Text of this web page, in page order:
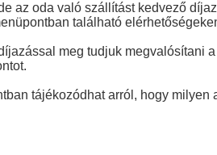
az oda való szállítást kedvező
található
meg tudjuk megvalósítani
tájékozódhat arról, hogy milyen